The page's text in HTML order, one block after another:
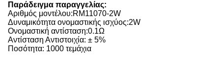
Παράδειγμα παραγγελίας:
Αριθμός μοντέλου:RM11070-2W
Δυναμικότητα ονομαστικής ισχύος:2W
Ονομαστική αντίσταση:0.1Ω
Αντίσταση Αντιστοιχία: ± 5%
Ποσότητα: 1000 τεμάχια